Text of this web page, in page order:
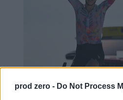
prod zero - Do Not Process